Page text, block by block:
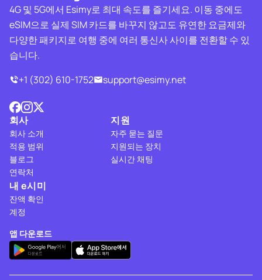
4G 및 5G에서 Esimy로 최대 속도를 즐기세요. 이동 중에도
eSIM으로 실제 SIM 카드를 바꾸지 않고도 유연한 요금제와
다양한 패키지로 여행 중에 여러 통신사 사이를 전환할 수 있
습니다.
+1 (302) 610-1752
support@esimy.net
회사
회사 소개
적용 범위
블로그
연락처
지원
자주 묻는 질문
지원되는 장치
실시간 채팅
내 e시미
잔액 확인
계정
앱 다운로드